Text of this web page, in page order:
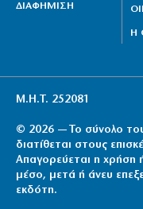
ΔΙΑΦΗΜΙΣΗ
Η
Μ.Η.Τ. 252081
© 2026 — Το σύνολο
διατίθεται στους
Απαγορεύεται η χρήση
μέσο, μετά ή άνευ
εκδότη.